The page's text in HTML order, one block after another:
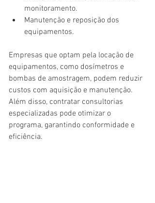
monitoramento.
Manutenção e reposição dos
equipamentos.
Empresas que optam pela locação de
equipamentos, como dosímetros e
bombas de amostragem, podem reduzir
custos com aquisição e manutenção.
Além disso, contratar consultorias
especializadas pode otimizar o
programa, garantindo conformidade e
eficiência.